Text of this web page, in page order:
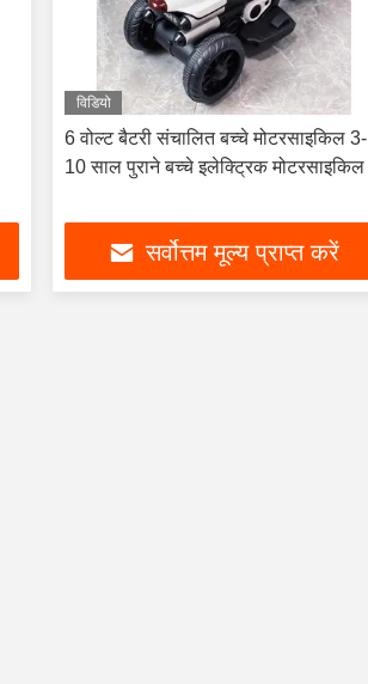
विडियो
6 वोल्ट बैटरी संचालित बच्चे मोटरसाइकिल 3-
10 साल पुराने बच्चे इलेक्ट्रिक मोटरसाइकिल
सर्वोत्तम मूल्य प्राप्त करें